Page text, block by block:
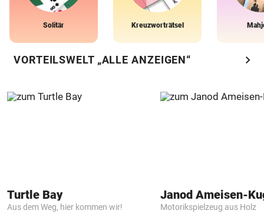
Solitär Kreuzworträtsel
VORTEILSWELT „ALLE ANZEIGEN“ chevron_right
Turtle Bay
Aus dem Weg, hier kommen wir!
Janod Ameisen-
Motorikspielzeug aus Holz